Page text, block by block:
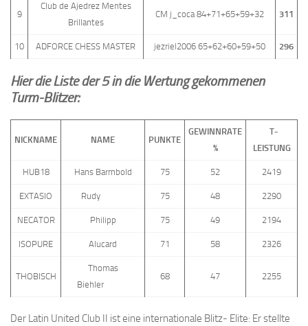
9
Club de Ajedrez Mentes
Brillantes
CM j_coca 84+71+65+59+32 311
10 ADFORCE CHESS MASTER jezriel2006 65+62+60+59+50 296
Hier die Liste der 5 in die Wertung gekommenen
Turm-Blitzer:
NICKNAME NAME PUNKTE
GEWINNRATE
%
T-
LEISTUNG
HUB18 Hans Barmbold 75 52 2419
EXTASIO Rudy 75 48 2290
NECATOR Philipp 75 49 2194
ISOPURE Alucard 71 58 2326
THOBISCH
Thomas
Biehler
68 47 2255
Der Latin United Club II ist eine internationale Blitz- Elite: Er stellte